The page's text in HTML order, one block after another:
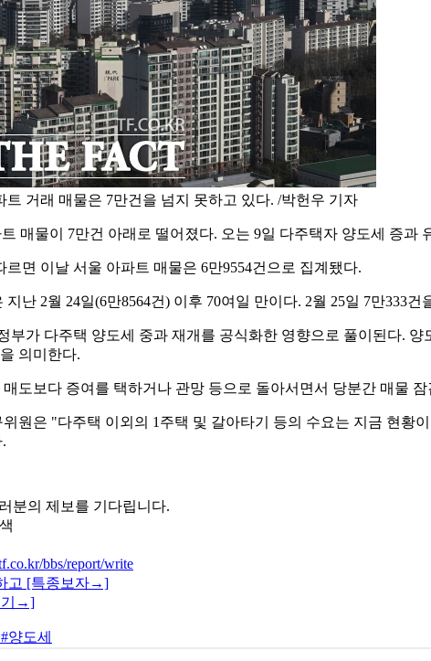
트 거래 매물은 7만건을 넘지 못하고 있다. /박헌우 기자
매물이 7만건 아래로 떨어졌다. 오는 9일 다주택자 양도세 증과
면 이날 서울 아파트 매물은 6만9554건으로 집계됐다.
난 2월 24일(6만8564건) 이후 70여일 만이다. 2월 25일 7만333
부가 다주택 양도세 중과 재개를 공식화한 영향으로 풀이된다.
의미한다.
도보다 증여를 택하거나 관망 등으로 돌아서면서 당분간 매물
원은 "다주택 이외의 1주택 및 갈아타기 등의 수요는 지금 현
분의 제보를 기다립니다.
bbs/report/write
고 [특종보자→]
기→]
#양도세